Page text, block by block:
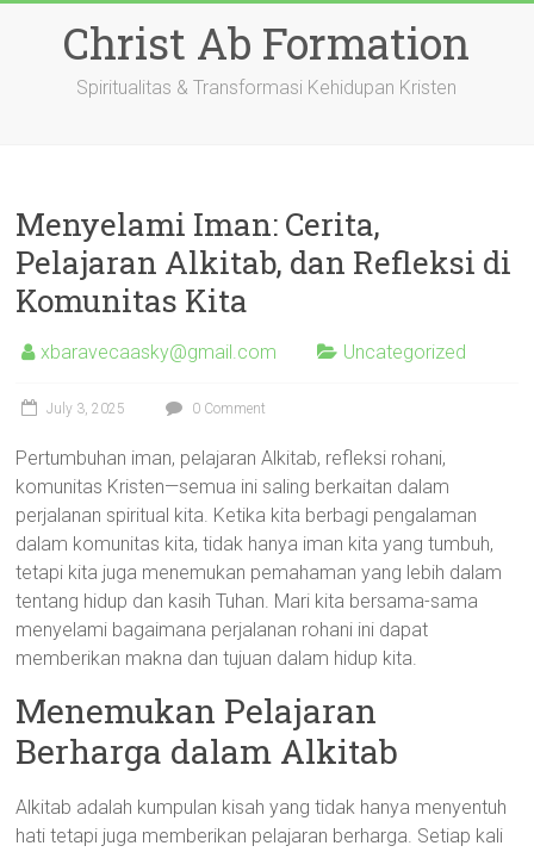
Christ Ab Formation
Spiritualitas & Transformasi Kehidupan Kristen
Menyelami Iman: Cerita,
Pelajaran Alkitab, dan Refleksi di
Komunitas Kita
xbaravecaasky@gmail.com Uncategorized
July 3, 2025 0 Comment
Pertumbuhan iman, pelajaran Alkitab, refleksi rohani,
komunitas Kristen—semua ini saling berkaitan dalam
perjalanan spiritual kita. Ketika kita berbagi pengalaman
dalam komunitas kita, tidak hanya iman kita yang tumbuh,
tetapi kita juga menemukan pemahaman yang lebih dalam
tentang hidup dan kasih Tuhan. Mari kita bersama-sama
menyelami bagaimana perjalanan rohani ini dapat
memberikan makna dan tujuan dalam hidup kita.
Menemukan Pelajaran
Berharga dalam Alkitab
Alkitab adalah kumpulan kisah yang tidak hanya menyentuh
hati tetapi juga memberikan pelajaran berharga. Setiap kali